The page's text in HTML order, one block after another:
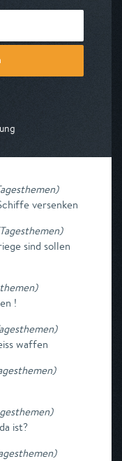
)
versenken
Tagesthemen)
sind sollen
)
!
)
waffen
)
)
ist?
)